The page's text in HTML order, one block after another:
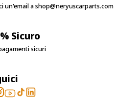
un'email ashop@neryuscarparts.com
Sicuro
sicuri